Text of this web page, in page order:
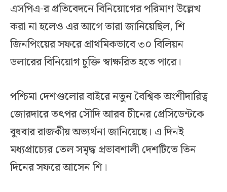
এসপিএ-র প্রতিবেদনে বিনিয়োগের পরিমাণ উল্লেখ
করা না হলেও এর আগে তারা জানিয়েছিল, শি
জিনপিংয়ের সফরে প্রাথমিকভাবে ৩০ বিলিয়ন
ডলারের বিনিয়োগ চুক্তি স্বাক্ষরিত হতে পারে।
পশ্চিমা দেশগুলোর বাইরে নতুন বৈশ্বিক অংশীদারিত্ব
জোরদারে তৎপর সৌদি আরব চীনের প্রেসিডেন্টকে
বুধবার রাজকীয় অভ্যর্থনা জানিয়েছে। এ দিনই
মধ্যপ্রাচ্যের তেল সমৃদ্ধ প্রভাবশালী দেশটিতে তিন
দিনের সফরে আসেন শি।